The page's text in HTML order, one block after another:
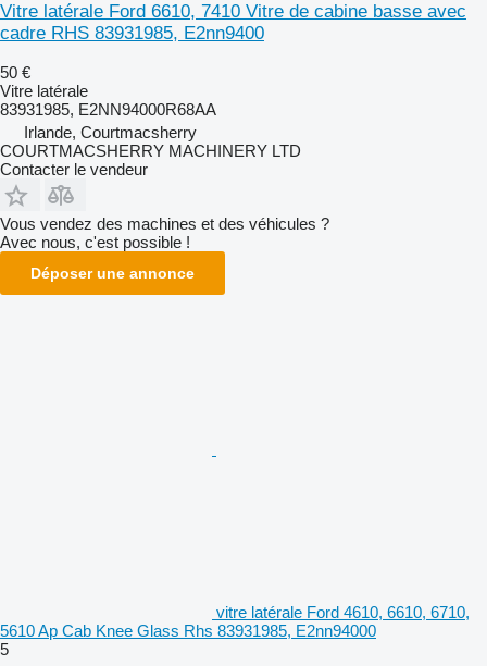
Vitre latérale Ford 6610, 7410 Vitre de cabine basse avec
cadre RHS 83931985, E2nn9400
50 €
Vitre latérale
83931985, E2NN94000R68AA
Irlande, Courtmacsherry
COURTMACSHERRY MACHINERY LTD
Contacter le vendeur
Vous vendez des machines et des véhicules ?
Avec nous, c'est possible !
Déposer une annonce
vitre latérale Ford 4610, 6610, 6710,
5610 Ap Cab Knee Glass Rhs 83931985, E2nn94000
5